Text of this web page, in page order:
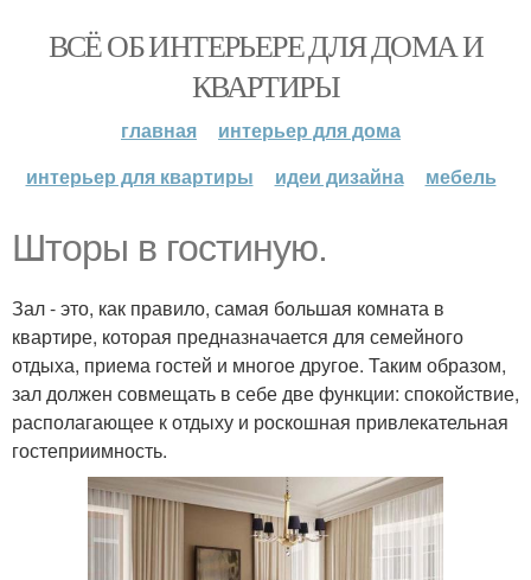
ВСЁ ОБ ИНТЕРЬЕРЕ ДЛЯ ДОМА И
КВАРТИРЫ
главная
интерьер для дома
интерьер для квартиры
идеи дизайна мебель
Шторы в гостиную.
Зал - это, как правило, самая большая комната в
квартире, которая предназначается для семейного
отдыха, приема гостей и многое другое. Таким образом,
зал должен совмещать в себе две функции: спокойствие,
располагающее к отдыху и роскошная привлекательная
гостеприимность.